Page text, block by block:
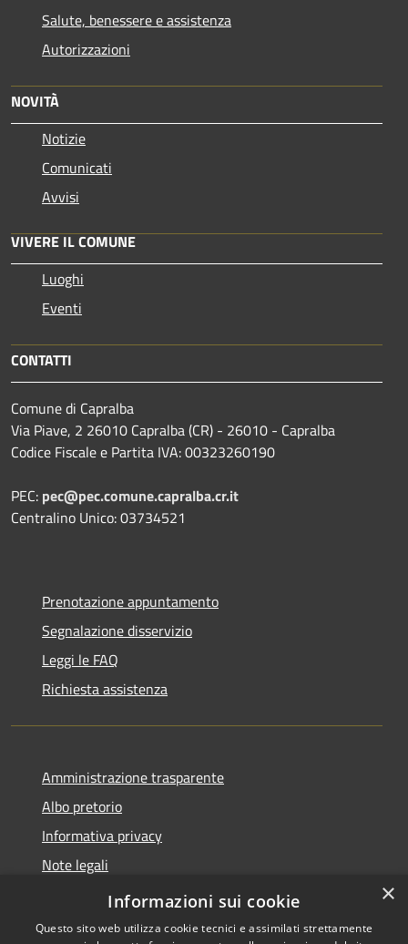
Salute, benessere e assistenza
Autorizzazioni
NOVITÀ
Notizie
Comunicati
Avvisi
VIVERE IL COMUNE
Luoghi
Eventi
CONTATTI
Comune di Capralba
Via Piave, 2 26010 Capralba (CR) - 26010 - Capralba
Codice Fiscale e Partita IVA: 00323260190
PEC: pec@pec.comune.capralba.cr.it
Centralino Unico: 03734521
Prenotazione appuntamento
Segnalazione disservizio
Leggi le FAQ
Richiesta assistenza
Amministrazione trasparente
Albo pretorio
Informativa privacy
Note legali
Dichiarazione di accessibilità
×
Informazioni sui cookie
Questo sito web utilizza cookie tecnici e assimilati strettamente